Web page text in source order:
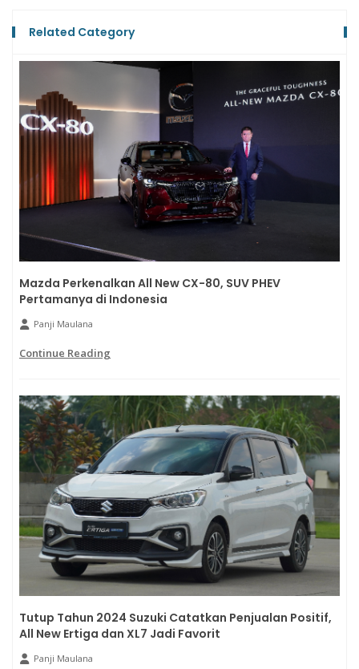
Related Category
Mazda Perkenalkan All New CX-80, SUV PHEV
Pertamanya di Indonesia
Panji Maulana
Continue Reading
Tutup Tahun 2024 Suzuki Catatkan Penjualan Positif,
All New Ertiga dan XL7 Jadi Favorit
Panji Maulana